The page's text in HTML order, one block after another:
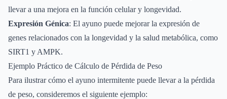
llevar a una mejora en la función celular y longevidad.
Expresión Génica: El ayuno puede mejorar la expresión de
genes relacionados con la longevidad y la salud metabólica, como
SIRT1 y AMPK.
Ejemplo Práctico de Cálculo de Pérdida de Peso
Para ilustrar cómo el ayuno intermitente puede llevar a la pérdida
de peso, consideremos el siguiente ejemplo: